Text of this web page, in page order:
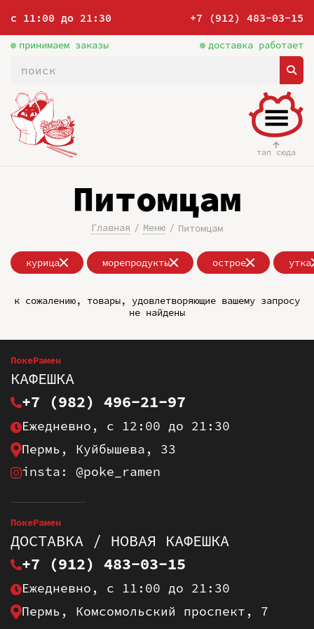
с 11:00 до 21:30 +7 (912) 483-03-15
принимаем заказы доставка работает
тап сюда
Питомцам
Главная Меню Питомцам
курица морепродукты острое утка
к сожалению, товары, удовлетворяющие вашему запросу
не найдены
ПокеРамен
КАФЕШКА
+7 (982) 496-21-97
Ежедневно, с 12:00 до 21:30
Пермь, Куйбышева, 33
insta: @poke_ramen
ПокеРамен
ДОСТАВКА / НОВАЯ КАФЕШКА
+7 (912) 483-03-15
Ежедневно, с 11:00 до 21:30
Пермь, Комсомольский проспект, 7